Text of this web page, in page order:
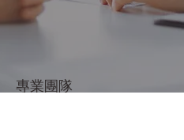
專業團隊